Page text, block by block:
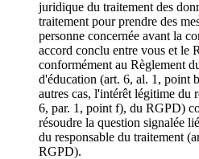
juridique du traitement des
traitement pour prendre des
personne concernée avant la
accord conclu entre vous et le
conformément au Règlement
d'éducation (art. 6, al. 1, point
autres cas, l'intérêt légitime du
6, par. 1, point f), du RGPD)
résoudre la question signalée
du responsable du traitement
RGPD).